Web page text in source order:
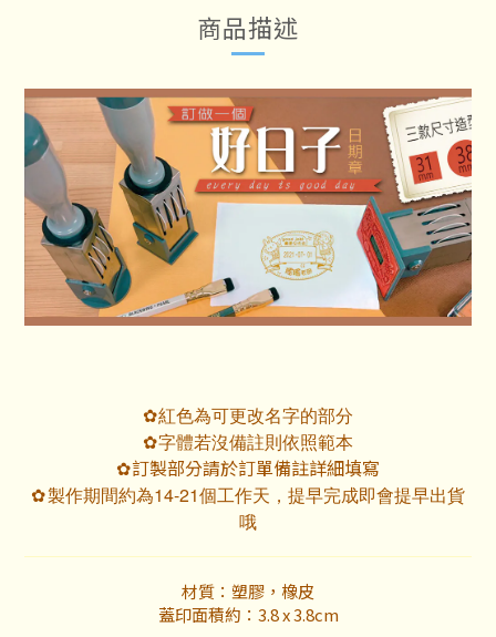
商品描述
✿紅色為可更改名字的部分
✿字體若沒備註則依照範本
✿訂製部分請於訂單備註詳細填寫
✿製作期間約為14-21個工作天，提早完成即會提早出貨
哦
材質：塑膠，橡皮
蓋印面積約：3.8 x 3.8cm